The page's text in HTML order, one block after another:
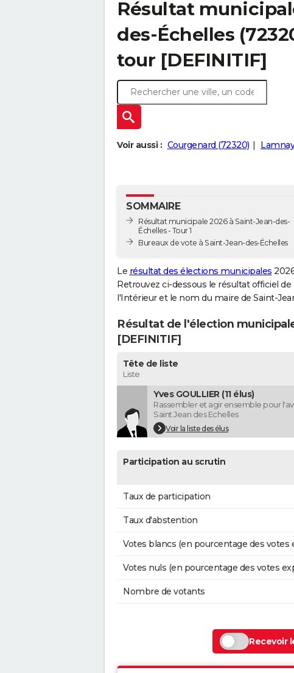
Résultat
des-Échelles
tour [DEFINITIF]
Voir aussi : Courgenard (72320)
SOMMAIRE
Résultat municipale 2026 à Saint-Jean-des-
Échelles - Tour 1
Bureaux de vote à Saint-Jean-des-Échelles
Le résultat des élections municipales
Retrouvez ci-dessous le résultat officiel
l'Intérieur et le nom du maire de Saint-
Résultat de l'élection
[DEFINITIF]
Tête de liste
Liste
Yves GOULLIER (11 élus)
Rassembler et agir ensemble pour
Saint Jean des Echelles
Voir la liste des élus
Participation au scrutin
Taux de participation
Taux d'abstention
Votes blancs (en pourcentage des votes
Votes nuls (en pourcentage des votes
Nombre de votants
Recevoir